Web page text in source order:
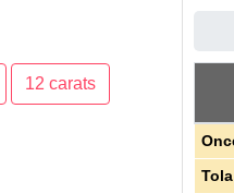
12 carats
Tola